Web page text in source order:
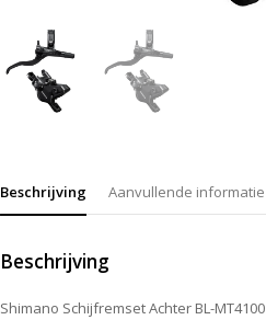
Beschrijving Aanvullende informatie
Beschrijving
Shimano Schijfremset Achter BL-MT4100